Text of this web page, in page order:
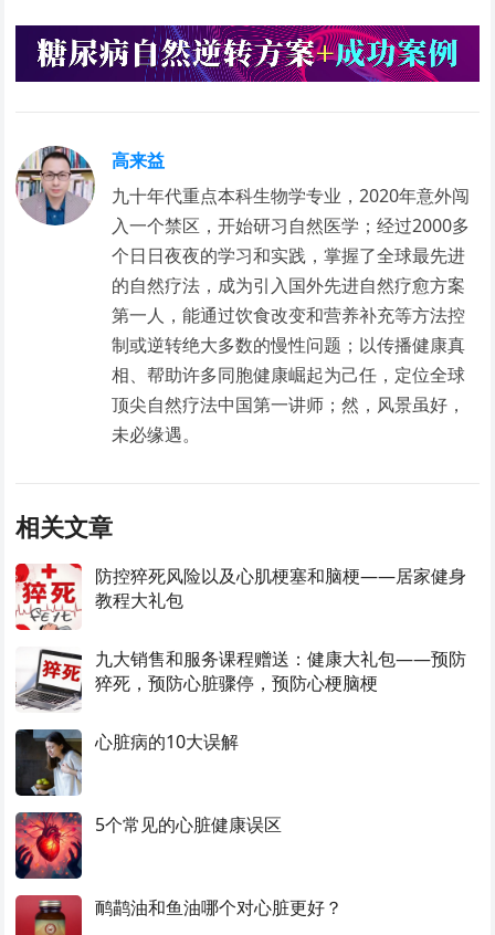
高来益
九十年代重点本科生物学专业，2020年意外闯
入一个禁区，开始研习自然医学；经过2000多
个日日夜夜的学习和实践，掌握了全球最先进
的自然疗法，成为引入国外先进自然疗愈方案
第一人，能通过饮食改变和营养补充等方法控
制或逆转绝大多数的慢性问题；以传播健康真
相、帮助许多同胞健康崛起为己任，定位全球
顶尖自然疗法中国第一讲师；然，风景虽好，
未必缘遇。
相关文章
防控猝死风险以及心肌梗塞和脑梗——居家健身
教程大礼包
九大销售和服务课程赠送：健康大礼包——预防
猝死，预防心脏骤停，预防心梗脑梗
心脏病的10大误解
5个常见的心脏健康误区
鸸鹋油和鱼油哪个对心脏更好？